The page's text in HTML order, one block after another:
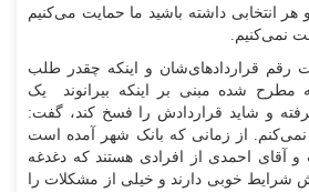
هر انتخابی داشته باشید ما حمایت می‌کنیم
نمی‌کنیم.
رقم قراردادهای‌شان و اینکه چقدر طلب
مطرح شده مبنی بر اینکه بیرانوند یک
و شاید قراردادش را فسخ کند، گفت:
از زمانی که بانک شهر آمده است
آقای احمدی از افرادی هستند که دغدغه
شرایط خوبی دارند و خیلی از مشکلات را